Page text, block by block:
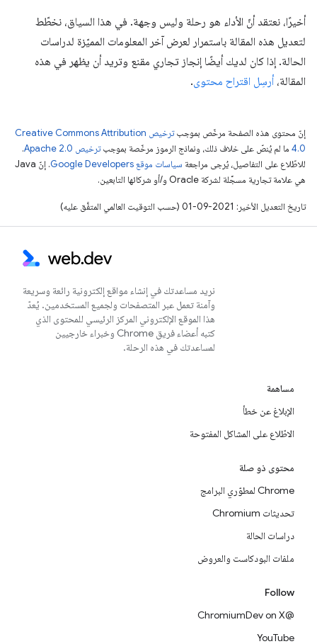
أخيرًا، نعتقد أنّ الأداء هو رحلة وليس وجهة. في هذا السياق، نخطّط
لتعديل هذه المقالة باستمرار لعرض آخر المعلومات المميّزة لدراسات
الحالة. إذا كان لديك أيضًا إنجاز تجاري مقنع وتريد أن يظهر في هذه
المقالة،أرسِل اقتراح محتوى.
إنّ محتوى هذه الصفحة مرخّص بموجب
ترخيص Creative Commons Attribution
4.0‏ ما لم يُنصّ على خلاف ذلك، ونماذج الرموز مرخّصة بموجبترخيص Apache 2.0‏
.
للاطّلاع على التفاصيل، يُرجى مراجعة سياسات موقع Google Developers‏
. إنّ Java
هي علامة تجارية مسجَّلة لشركة Oracle و/أو شركائها التابعين.
تاريخ التعديل الأخير: 2021-09-01 (حسب التوقيت العالمي المتفَّق عليه)
نريد مساعدتك في إنشاء مواقع إلكترونية رائعة وسريعة
وآمنة تعمل عبر المتصفحات ولجميع المستخدمين. يُعدّ
هذا الموقع الإلكتروني المركز الرئيسي للمحتوى الذي
كتبه أعضاء فريق Chrome وخبراء خارجيين
لمساعدتك في هذه الرحلة.
مساهمة
الإبلاغ عن خطأ
الاطّلاع على المشاكل المفتوحة
محتوى ذو صلة
Chrome لمطوّري البرامج
تحديثات Chromium
دراسات الحالة
ملفات البودكاست والعروض
Follow
@ChromiumDev on X
YouTube